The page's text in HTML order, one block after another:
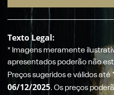
Texto Legal:
* Imagens meramente
apresentados poderão não
Preços sugeridos e válidos até
06/12/2025. Os preços